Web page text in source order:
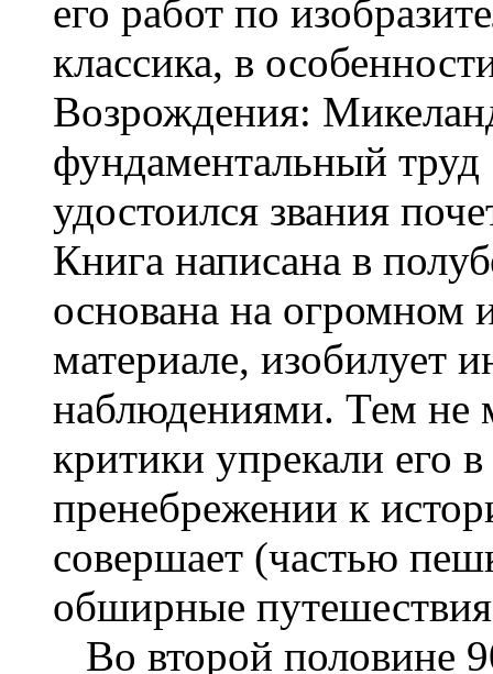
его работ по
классика, в
Возрождения:
фундаментальный
удостоился звания
Книга написана в
основана на огромном
материале, изобилует
наблюдениями. Тем не
критики упрекали его
пренебрежении к
совершает (частью
обширные
Во второй половине